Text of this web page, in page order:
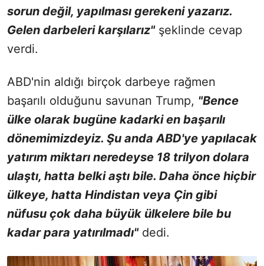
sorun değil, yapılması gerekeni yazarız.
Gelen darbeleri karşılarız"şeklinde cevap
verdi.
ABD'nin aldığı birçok darbeye rağmen
başarılı olduğunu savunan Trump, "Bence
ülke olarak bugüne kadarki en başarılı
dönemimizdeyiz. Şu anda ABD'ye yapılacak
yatırım miktarı neredeyse 18 trilyon dolara
ulaştı, hatta belki aştı bile. Daha önce hiçbir
ülkeye, hatta Hindistan veya Çin gibi
nüfusu çok daha büyük ülkelere bile bu
kadar para yatırılmadı"dedi.